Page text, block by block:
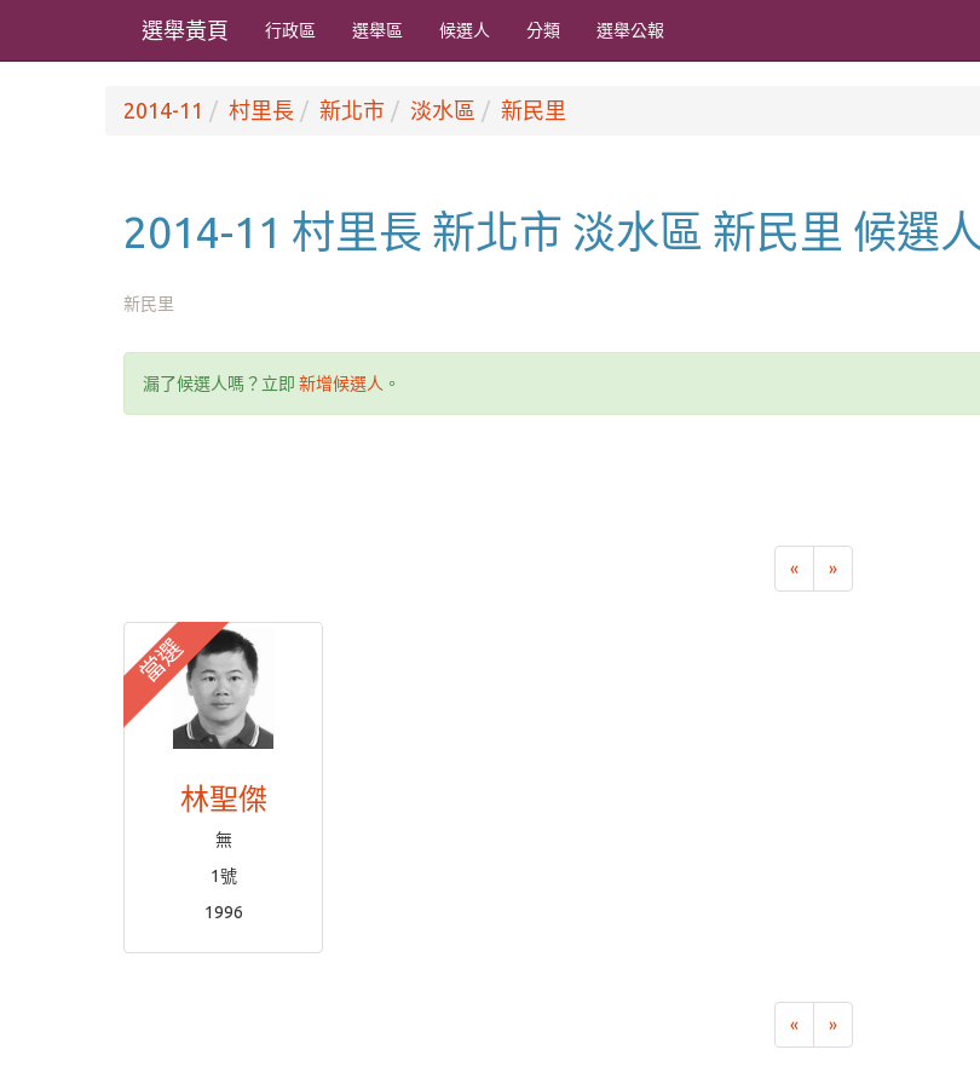
選舉黃頁 行政區 選舉區 候選人 分類 選舉公報
2014-11 村里長 新北市 淡水區 新民里
2014-11 村里長 新北市 淡水區 新民里 候選人
新民里
漏了候選人嗎？立即 新增候選人 。
« »
當選
林聖傑
無
1號
1996
« »